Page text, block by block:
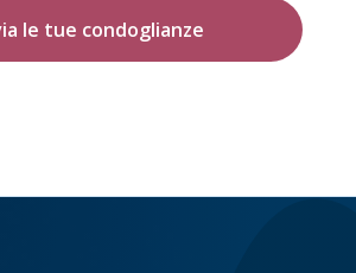
le tue condoglianze